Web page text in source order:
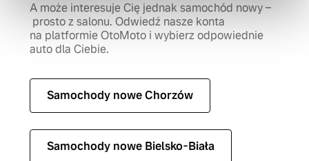
A może interesuje Cię jednak samochód nowy –
prosto z salonu. Odwiedź nasze konta
na platformie OtoMoto i wybierz odpowiednie
auto dla Ciebie.
Samochody nowe Chorzów
Samochody nowe Bielsko-Biała